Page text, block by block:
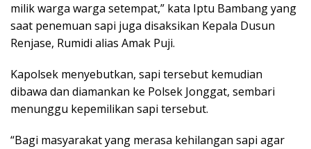
milik warga warga setempat,” kata Iptu Bambang yang
saat penemuan sapi juga disaksikan Kepala Dusun
Renjase, Rumidi alias Amak Puji.
Kapolsek menyebutkan, sapi tersebut kemudian
dibawa dan diamankan ke Polsek Jonggat, sembari
menunggu kepemilikan sapi tersebut.
“Bagi masyarakat yang merasa kehilangan sapi agar